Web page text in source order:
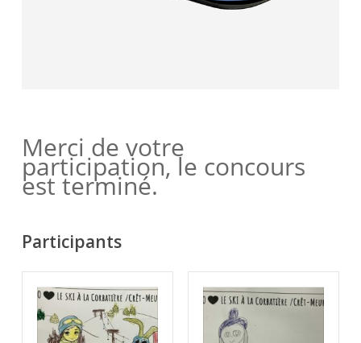
Merci de votre
participation, le concours
est terminé.
Participants